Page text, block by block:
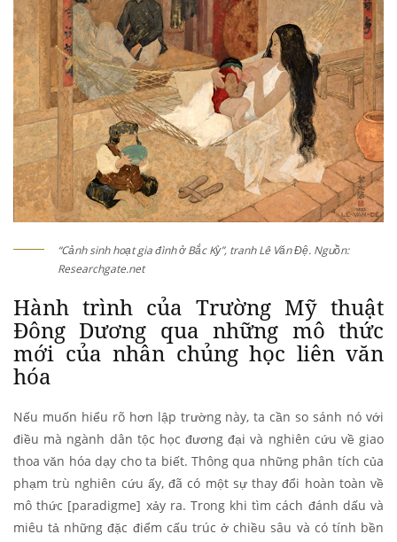
“Cảnh sinh hoạt gia đình ở Bắc Kỳ”, tranh Lê Văn Đệ. Nguồn:
Researchgate.net
Hành trình của Trường Mỹ thuật
Đông Dương qua những mô thức
mới của nhân chủng học liên văn
hóa
Nếu muốn hiểu rõ hơn lập trường này, ta cần so sánh nó với
điều mà ngành dân tộc học đương đại và nghiên cứu về giao
thoa văn hóa dạy cho ta biết. Thông qua những phân tích của
phạm trù nghiên cứu ấy, đã có một sự thay đổi hoàn toàn về
mô thức [paradigme] xảy ra. Trong khi tìm cách đánh dấu và
miêu tả những đặc điểm cấu trúc ở chiều sâu và có tính bền